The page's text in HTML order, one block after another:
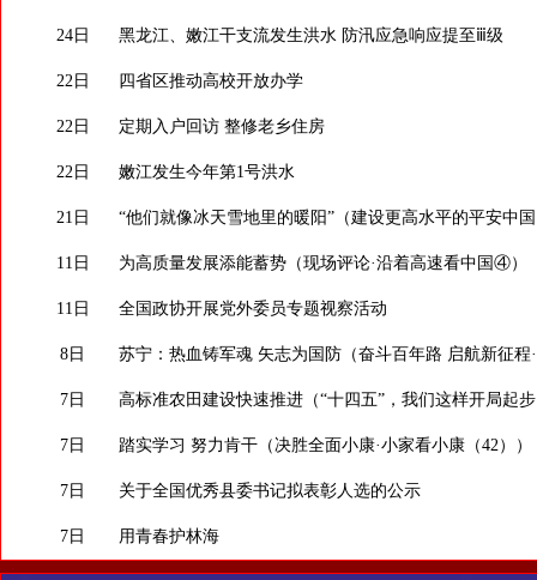
24日 黑龙江、嫩江干支流发生洪水 防汛应急响应提至ⅲ级
22日 四省区推动高校开放办学
22日 定期入户回访 整修老乡住房
22日 嫩江发生今年第1号洪水
21日 “他们就像冰天雪地里的暖阳”（建设更高水平的平安中
11日 为高质量发展添能蓄势（现场评论·沿着高速看中国④）
11日 全国政协开展党外委员专题视察活动
8日 苏宁：热血铸军魂 矢志为国防（奋斗百年路 启航新征程
7日 高标准农田建设快速推进（“十四五”，我们这样开局起
7日 踏实学习 努力肯干（决胜全面小康·小家看小康（42））
7日 关于全国优秀县委书记拟表彰人选的公示
7日 用青春护林海